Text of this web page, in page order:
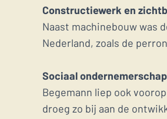
Constructiewerk en
Naast machinebouw was
Nederland, zoals de
Sociaal
Begemann liep ook
droeg zo bij aan de